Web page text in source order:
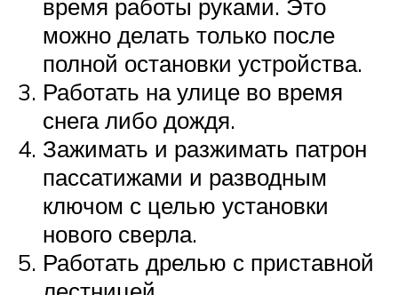
время работы руками. Это
можно делать только после
полной остановки устройства.
Работать на улице во время
снега либо дождя.
Зажимать и разжимать патрон
пассатижами и разводным
ключом с целью установки
нового сверла.
Работать дрелью с приставной